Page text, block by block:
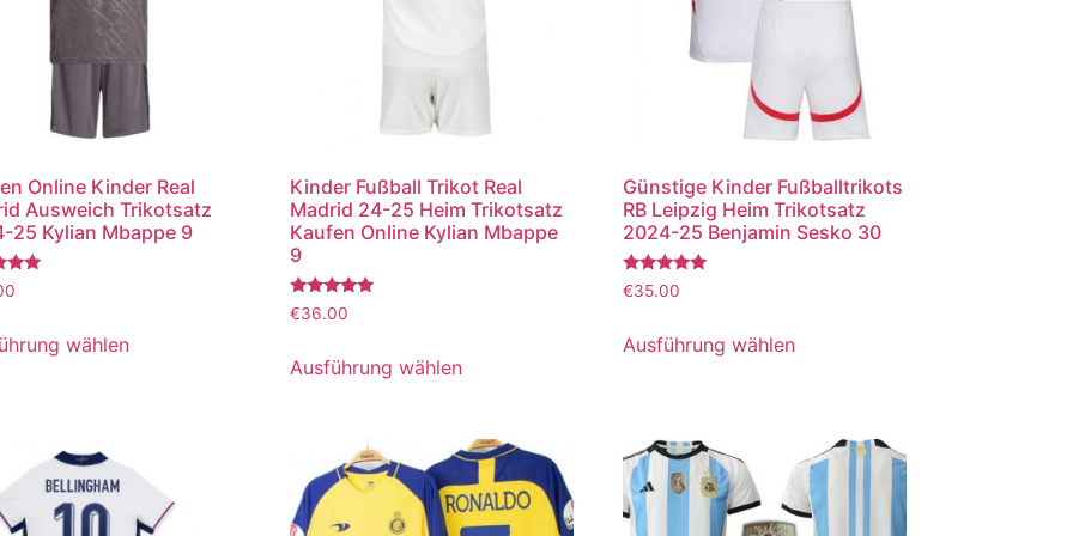
Online Kinder Real
Ausweich Trikotsatz
25 Kylian Mbappe 9
wählen
Kinder Fußball Trikot Real
Madrid 24-25 Heim Trikotsatz
Kaufen Online Kylian Mbappe
9
Bewertet
mit
von 5
€36.00
Ausführung wählen
Günstige Kinder Fußballtrikots
RB Leipzig Heim Trikotsatz
2024-25 Benjamin Sesko 30
Bewertet
mit
von 5
€35.00
Ausführung wählen